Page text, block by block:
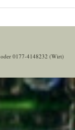
0177-4148232 (Wirt)